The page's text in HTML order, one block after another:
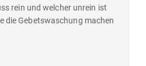
rein und welcher unrein ist
die Gebetswaschung machen